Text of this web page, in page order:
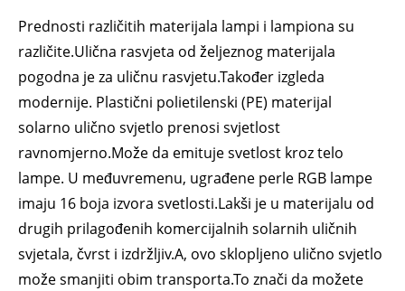
Prednosti različitih materijala lampi i lampiona su
različite.Ulična rasvjeta od željeznog materijala
pogodna je za uličnu rasvjetu.Također izgleda
modernije. Plastični polietilenski (PE) materijal
solarno ulično svjetlo prenosi svjetlost
ravnomjerno.Može da emituje svetlost kroz telo
lampe. U međuvremenu, ugrađene perle RGB lampe
imaju 16 boja izvora svetlosti.Lakši je u materijalu od
drugih prilagođenih komercijalnih solarnih uličnih
svjetala, čvrst i izdržljiv.A, ovo sklopljeno ulično svjetlo
može smanjiti obim transporta.To znači da možete